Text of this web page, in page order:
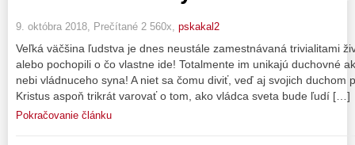
9. októbra 2018, Prečítané 2 560x, pskakal2
Veľká väčšina ľudstva je dnes neustále zamestnávaná trivialitami
alebo pochopili o čo vlastne ide! Totalmente im unikajú duchovné
nebi vládnuceho syna! A niet sa čomu diviť, veď aj svojich duchom
Kristus aspoň trikrát varovať o tom, ako vládca sveta bude ľudí […]
Pokračovanie článku